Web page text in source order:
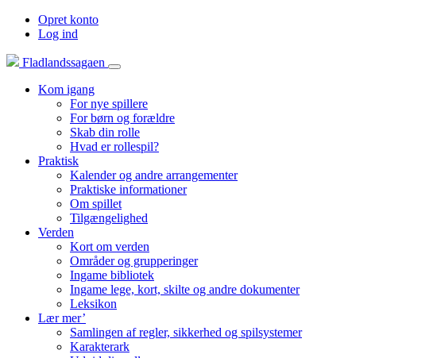
Opret konto
Log ind
Fladlandssagaen
Kom igang
For nye spillere
For børn og forældre
Skab din rolle
Hvad er rollespil?
Praktisk
Kalender og andre arrangementer
Praktiske informationer
Om spillet
Tilgængelighed
Verden
Kort om verden
Områder og grupperinger
Ingame bibliotek
Ingame lege, kort, skilte og andre dokumenter
Leksikon
Lær mer’
Samlingen af regler, sikkerhed og spilsystemer
Karakterark